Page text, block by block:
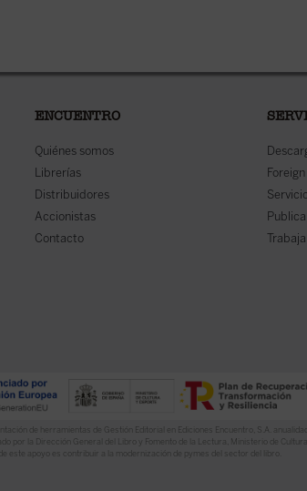
ENCUENTRO
Quiénes somos
Librerías
Distribuidores
Accionistas
Contacto
de herramientas de Gestión Editorial en Ediciones Encuentro, S.A. anualidad
por la Dirección General del Libro y Fomento de la Lectura, Ministerio de Cultura
este apoyo es contribuir a la modernización de pymes del sector del libro.